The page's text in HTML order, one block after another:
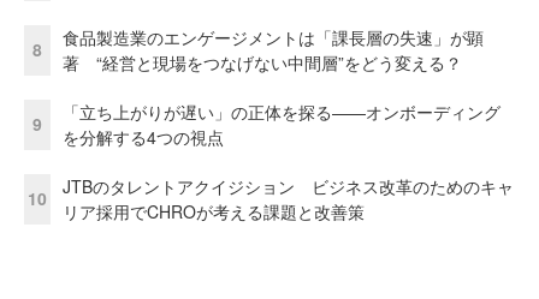
8
食品製造業のエンゲージメントは「課長層の失速」が顕
著 “経営と現場をつなげない中間層”をどう変える？
9
「立ち上がりが遅い」の正体を探る——オンボーディング
を分解する4つの視点
10
JTBのタレントアクイジション ビジネス改革のためのキャ
リア採用でCHROが考える課題と改善策